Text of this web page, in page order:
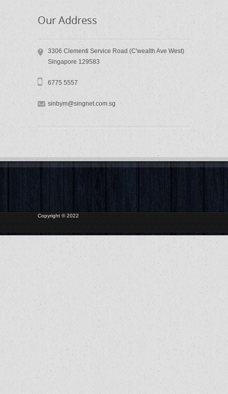
Our Address
3306 Clementi Service Road (C'wealth Ave West)
Singapore 129583
6775 5557
sinbym@singnet.com.sg
Copyright © 2022